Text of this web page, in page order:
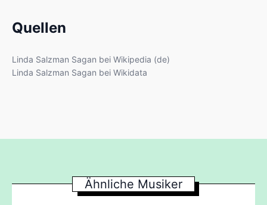
Quellen
Linda Salzman Sagan bei Wikipedia (de)
Linda Salzman Sagan bei Wikidata
Ähnliche Musiker